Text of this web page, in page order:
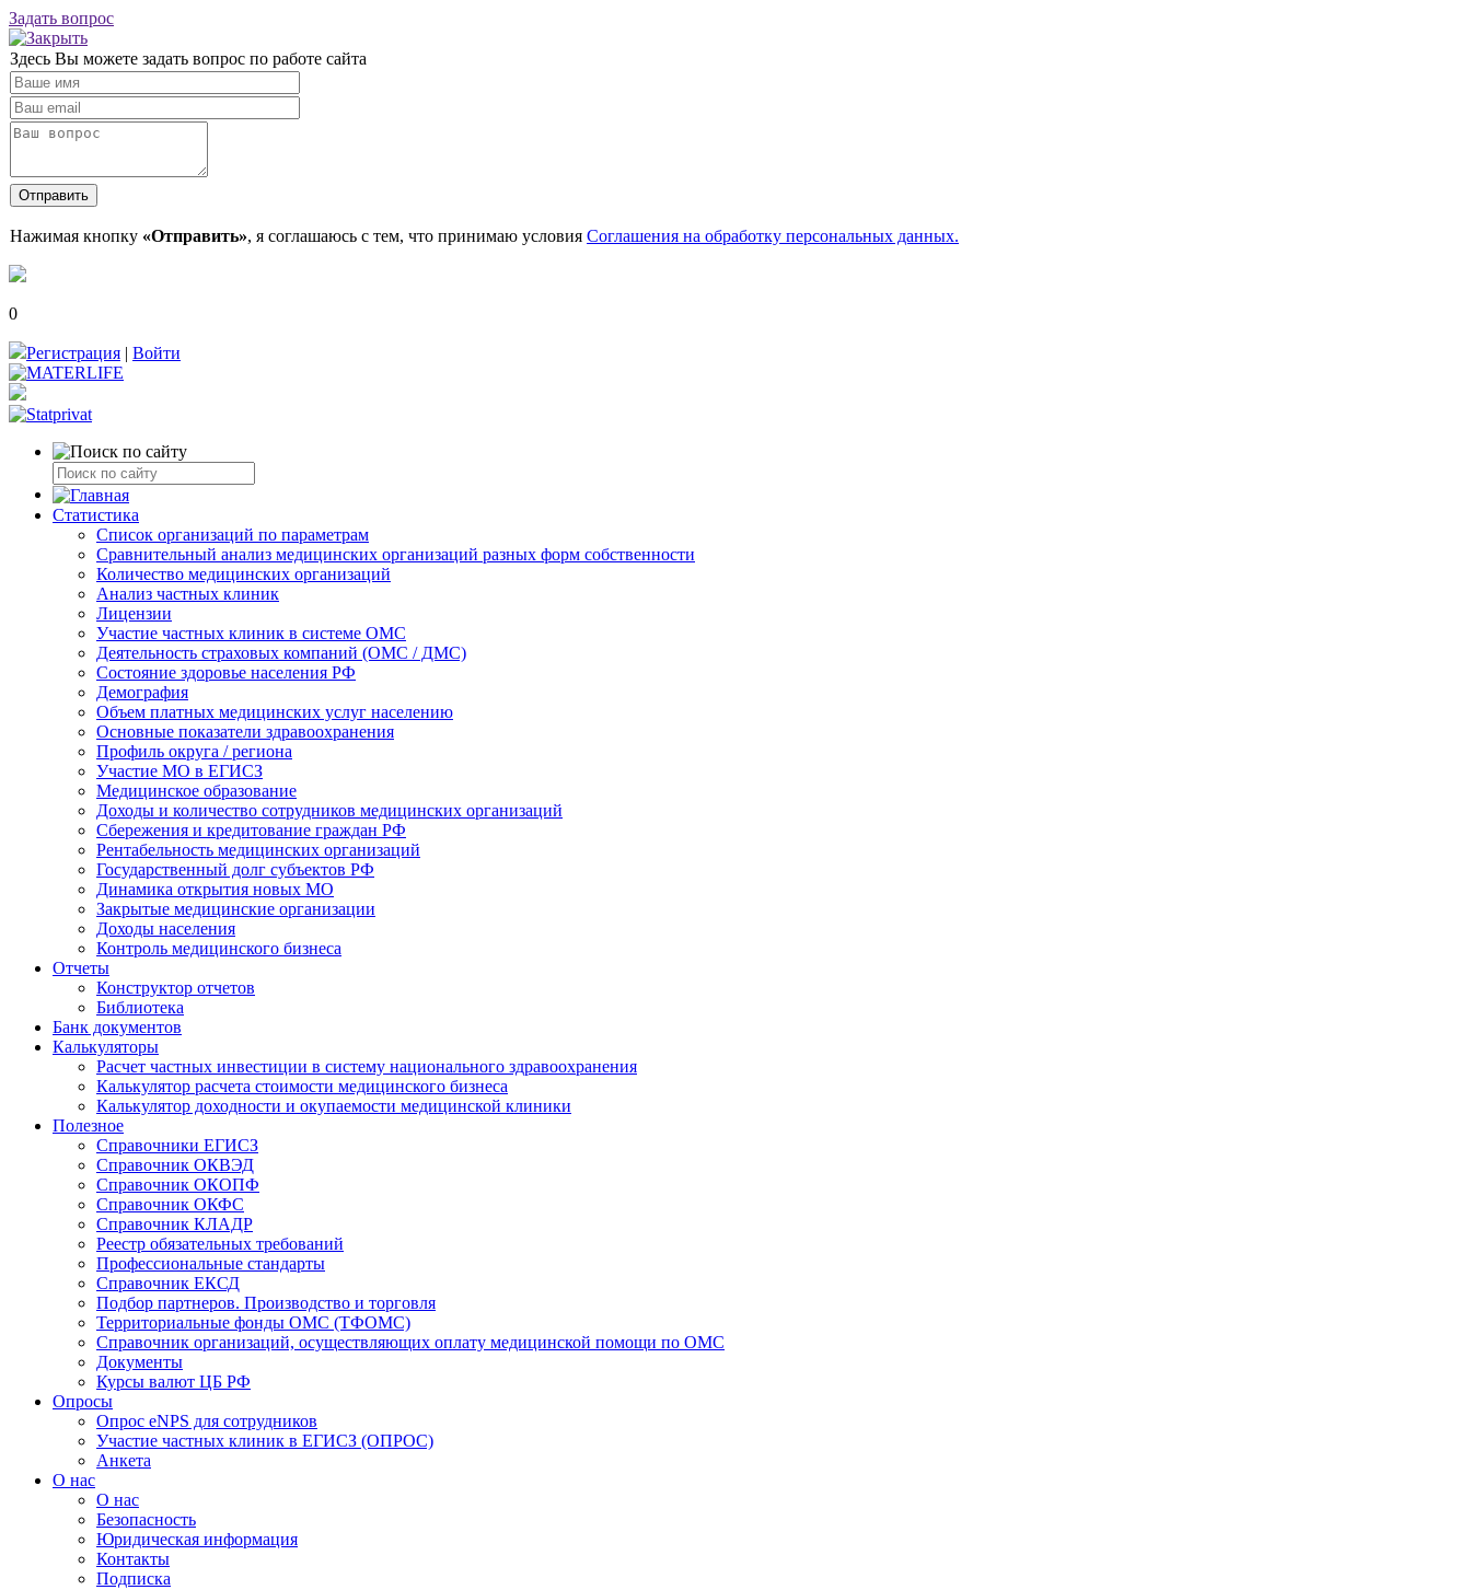
Задать вопрос
Здесь Вы можете задать вопрос по работе сайта
Нажимая кнопку «Отправить», я соглашаюсь с тем, что принимаю условия Соглашения на обработку персональных данных.
0
Регистрация | Войти
Статистика
Список организаций по параметрам
Сравнительный анализ медицинских организаций разных форм собственности
Количество медицинских организаций
Анализ частных клиник
Лицензии
Участие частных клиник в системе ОМС
Деятельность страховых компаний (ОМС / ДМС)
Состояние здоровье населения РФ
Демография
Объем платных медицинских услуг населению
Основные показатели здравоохранения
Профиль округа / региона
Участие МО в ЕГИСЗ
Медицинское образование
Доходы и количество сотрудников медицинских организаций
Сбережения и кредитование граждан РФ
Рентабельность медицинских организаций
Государственный долг субъектов РФ
Динамика открытия новых МО
Закрытые медицинские организации
Доходы населения
Контроль медицинского бизнеса
Отчеты
Конструктор отчетов
Библиотека
Банк документов
Калькуляторы
Расчет частных инвестиции в систему национального здравоохранения
Калькулятор расчета стоимости медицинского бизнеса
Калькулятор доходности и окупаемости медицинской клиники
Полезное
Справочники ЕГИСЗ
Справочник ОКВЭД
Справочник ОКОПФ
Справочник ОКФС
Справочник КЛАДР
Реестр обязательных требований
Профессиональные стандарты
Справочник ЕКСД
Подбор партнеров. Производство и торговля
Территориальные фонды ОМС (ТФОМС)
Справочник организаций, осуществляющих оплату медицинской помощи по ОМС
Документы
Курсы валют ЦБ РФ
Опросы
Опрос eNPS для сотрудников
Участие частных клиник в ЕГИСЗ (ОПРОС)
Анкета
О нас
О нас
Безопасность
Юридическая информация
Контакты
Подписка